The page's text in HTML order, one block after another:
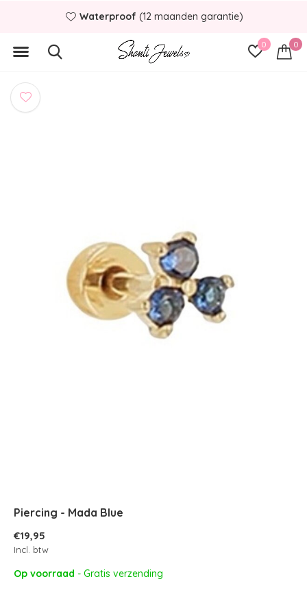
0 0
Waterproof (12 maanden garantie)
Piercing - Mada Blue
€19,95
Incl. btw
Op voorraad - Gratis verzending